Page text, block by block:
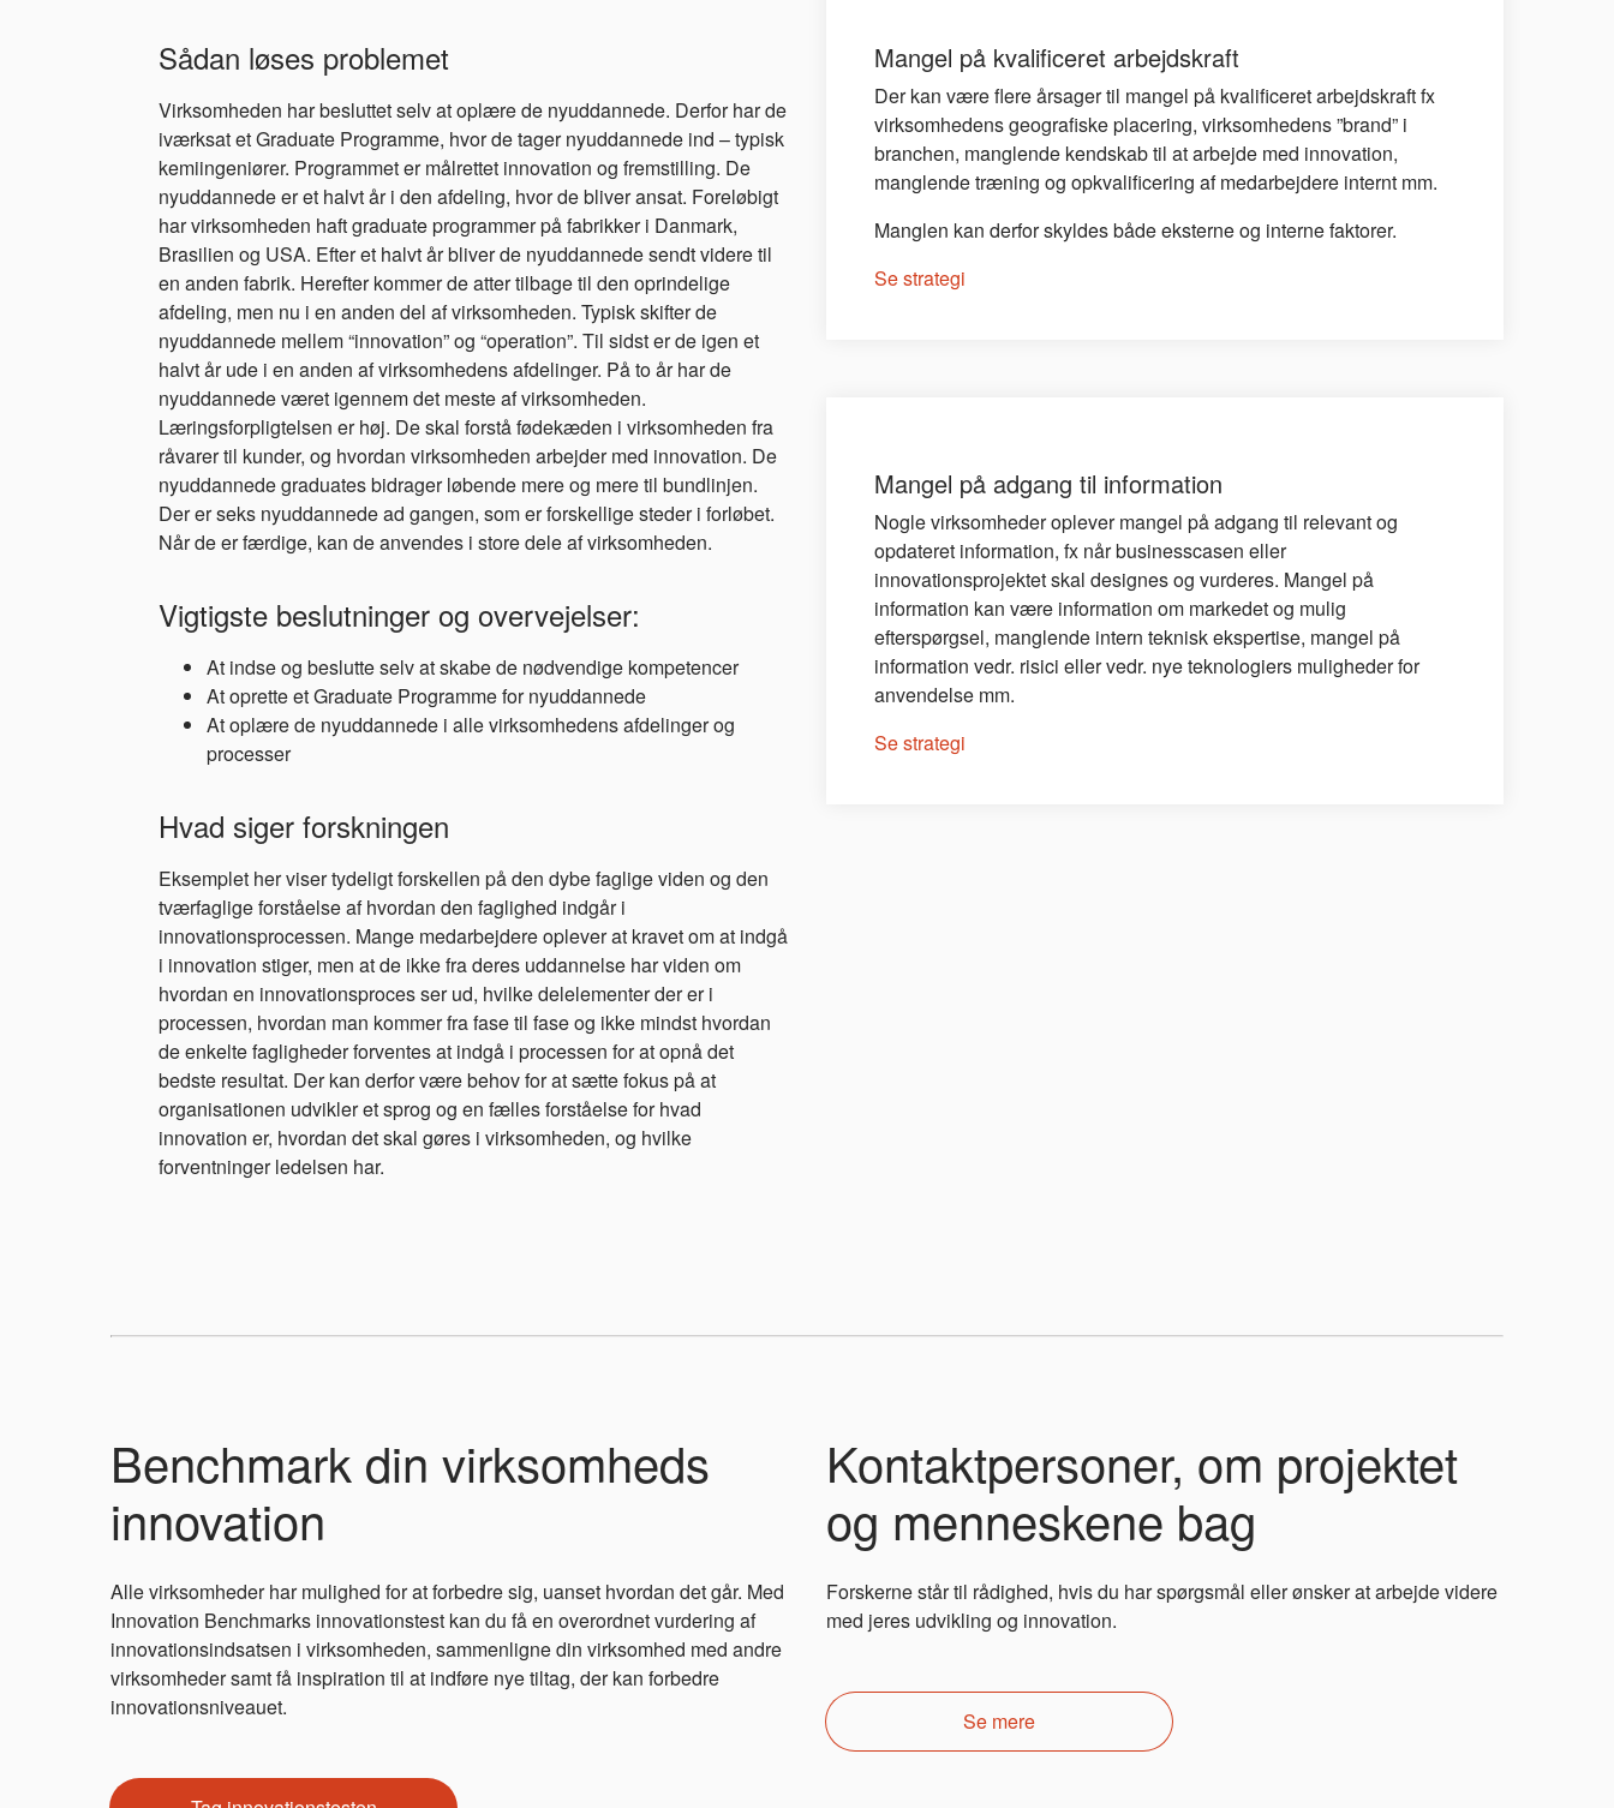
Sådan løses problemet
Virksomheden har besluttet selv at oplære de nyuddannede. Derfor har de
iværksat et Graduate Programme, hvor de tager nyuddannede ind – typisk
kemiingeniører. Programmet er målrettet innovation og fremstilling. De
nyuddannede er et halvt år i den afdeling, hvor de bliver ansat. Foreløbigt
har virksomheden haft graduate programmer på fabrikker i Danmark,
Brasilien og USA. Efter et halvt år bliver de nyuddannede sendt videre til
en anden fabrik. Herefter kommer de atter tilbage til den oprindelige
afdeling, men nu i en anden del af virksomheden. Typisk skifter de
nyuddannede mellem “innovation” og “operation”. Til sidst er de igen et
halvt år ude i en anden af virksomhedens afdelinger. På to år har de
nyuddannede været igennem det meste af virksomheden.
Læringsforpligtelsen er høj. De skal forstå fødekæden i virksomheden fra
råvarer til kunder, og hvordan virksomheden arbejder med innovation. De
nyuddannede graduates bidrager løbende mere og mere til bundlinjen.
Der er seks nyuddannede ad gangen, som er forskellige steder i forløbet.
Når de er færdige, kan de anvendes i store dele af virksomheden.
Vigtigste beslutninger og overvejelser:
At indse og beslutte selv at skabe de nødvendige kompetencer
At oprette et Graduate Programme for nyuddannede
At oplære de nyuddannede i alle virksomhedens afdelinger og
processer
Hvad siger forskningen
Eksemplet her viser tydeligt forskellen på den dybe faglige viden og den
tværfaglige forståelse af hvordan den faglighed indgår i
innovationsprocessen. Mange medarbejdere oplever at kravet om at indgå
i innovation stiger, men at de ikke fra deres uddannelse har viden om
hvordan en innovationsproces ser ud, hvilke delelementer der er i
processen, hvordan man kommer fra fase til fase og ikke mindst hvordan
de enkelte fagligheder forventes at indgå i processen for at opnå det
bedste resultat. Der kan derfor være behov for at sætte fokus på at
organisationen udvikler et sprog og en fælles forståelse for hvad
innovation er, hvordan det skal gøres i virksomheden, og hvilke
forventninger ledelsen har.
Mangel på kvalificeret arbejdskraft
Der kan være flere årsager til mangel på kvalificeret arbejdskraft fx
virksomhedens geografiske placering, virksomhedens ”brand” i
branchen, manglende kendskab til at arbejde med innovation,
manglende træning og opkvalificering af medarbejdere internt mm.
Manglen kan derfor skyldes både eksterne og interne faktorer.
Se strategi
Mangel på adgang til information
Nogle virksomheder oplever mangel på adgang til relevant og
opdateret information, fx når businesscasen eller
innovationsprojektet skal designes og vurderes. Mangel på
information kan være information om markedet og mulig
efterspørgsel, manglende intern teknisk ekspertise, mangel på
information vedr. risici eller vedr. nye teknologiers muligheder for
anvendelse mm.
Se strategi
Benchmark din virksomheds
innovation
Alle virksomheder har mulighed for at forbedre sig, uanset hvordan det går. Med
Innovation Benchmarks innovationstest kan du få en overordnet vurdering af
innovationsindsatsen i virksomheden, sammenligne din virksomhed med andre
virksomheder samt få inspiration til at indføre nye tiltag, der kan forbedre
innovationsniveauet.
Kontaktpersoner, om projektet
og menneskene bag
Forskerne står til rådighed, hvis du har spørgsmål eller ønsker at arbejde videre
med jeres udvikling og innovation.
Se mere